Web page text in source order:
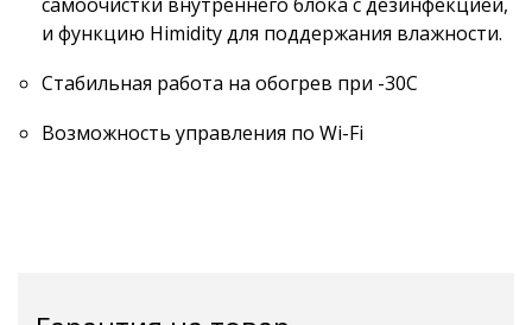
и функцию Himidity для поддержания влажности.
Стабильная работа на обогрев при -30С
Возможность управления по Wi-Fi